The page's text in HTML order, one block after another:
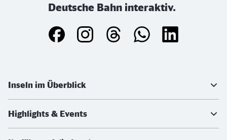
Deutsche Bahn interaktiv.
Weiterführende Informationen
Inseln im Überblick
Highlights & Events